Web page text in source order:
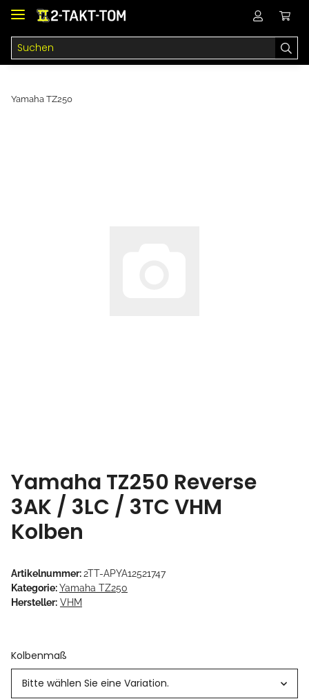
Yamaha TZ250
Yamaha TZ250 Reverse
3AK / 3LC / 3TC VHM
Kolben
Artikelnummer:2TT-APYA12521747
Kategorie:Yamaha TZ250
Hersteller: VHM
Kolbenmaß
Bitte wählen Sie eine Variation.